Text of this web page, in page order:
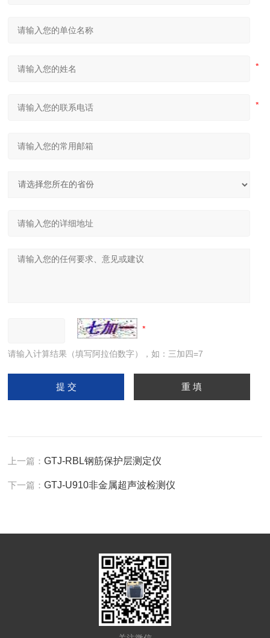
请输入计算结果（填写阿拉伯数字），如：三加四=7
上一篇：GTJ-RBL钢筋保护层测定仪
下一篇：GTJ-U910非金属超声波检测仪